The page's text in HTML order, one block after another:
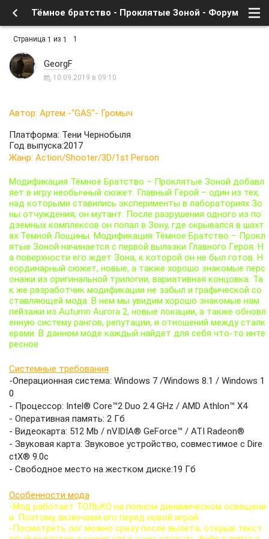
Тёмное братство - Проклятые Зоной - Форум
Страница 1 из 1 1
GeorgF
10.09.2019 в 09:10
Автор: Артем -"GAS"- Громыч
Платформа: Тени Чернобыля
Год выпуска:2017
Жанр: Action/Shooter/3D/1st Person
Модификация Тёмное Братство – Проклятые Зоной добавл
яет в игру необычный сюжет. Главный Герой – один из тех,
над которыми ставились эксперименты в лабораториях Зо
ны отчуждения, он мутант. После разрушения одного из по
дземных комплексов он попал в Зону, где скрывался в шахт
ах Темной Лощины. Модификация Тёмное Братство – Прокл
ятые Зоной начинается с первой вылазки Главного Героя. Н
а поверхности его ждет Зона, к которой он не был готов. Н
еординарный сюжет, новые, а также хорошо знакомые перс
онажи из оригинальной трилогии, вариативная концовка. Та
к же разработчик модификации не забыл и графической со
ставляющей мода. В нем мы увидим хорошо знакомые нам
пейзажи из Autumn Aurora 2, новые локации, а также обновл
енную систему рангов, репутации, и отношений между сталк
ерами. В данном моде каждый найдет для себя что-то инте
ресное
Системные требования
-Операционная система: Windows 7 /Windows 8.1 / Windows 1
0
- Процессор: Intel® Core™2 Duo 2.4 GHz / AMD Athlon™ X4
- Оперативная память: 2 Гб
- Видеокарта: 512 Mb / nVIDIA® GeForce™ / ATI Radeon®
- Звуковая карта: Звуковое устройство, совместимое с Dire
ctX® 9.0с
- Свободное место на жестком диске:19 Гб
Особенности мода
-Мод работает ТОЛЬКО на полном динамическом освещени
и. Поэтому, включаем его перед новой игрой.
-Посмотреть лог можно сразу после вылета, открыв текст